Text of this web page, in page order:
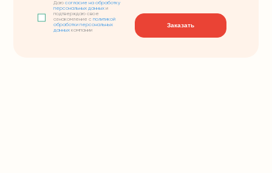
Даюсогласие на обработку
персональных данных и
подтверждаю свое
ознакомление сполитикой
обработки персональных
данных компании
Заказать